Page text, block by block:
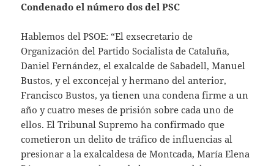
Condenado el número dos del PSC
Hablemos del PSOE: “El exsecretario de
Organización del Partido Socialista de Cataluña,
Daniel Fernández, el exalcalde de Sabadell, Manuel
Bustos, y el exconcejal y hermano del anterior,
Francisco Bustos, ya tienen una condena firme a un
año y cuatro meses de prisión sobre cada uno de
ellos. El Tribunal Supremo ha confirmado que
cometieron un delito de tráfico de influencias al
presionar a la exalcaldesa de Montcada, María Elena